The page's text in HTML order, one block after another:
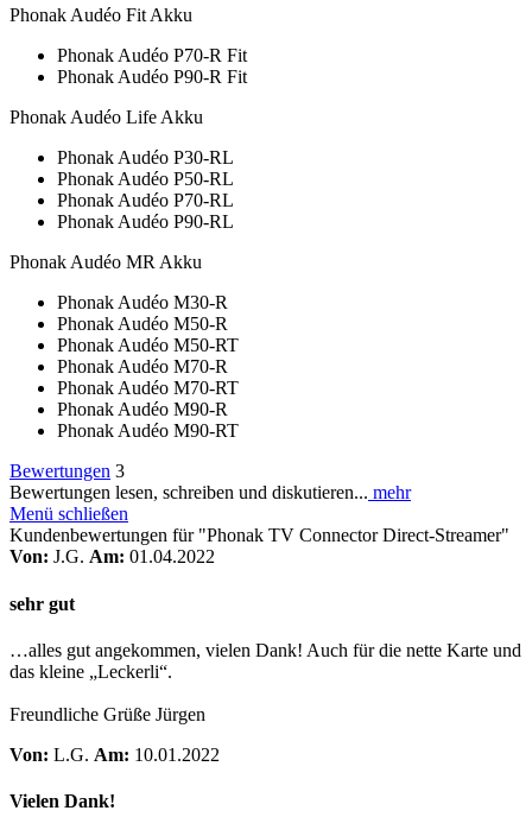
Phonak Audéo Fit Akku
Phonak Audéo P70-R Fit
Phonak Audéo P90-R Fit
Phonak Audéo Life Akku
Phonak Audéo P30-RL
Phonak Audéo P50-RL
Phonak Audéo P70-RL
Phonak Audéo P90-RL
Phonak Audéo MR Akku
Phonak Audéo M30-R
Phonak Audéo M50-R
Phonak Audéo M50-RT
Phonak Audéo M70-R
Phonak Audéo M70-RT
Phonak Audéo M90-R
Phonak Audéo M90-RT
Bewertungen 3
Bewertungen lesen, schreiben und diskutieren... mehr
Menü schließen
Kundenbewertungen für "Phonak TV Connector Direct-Streamer"
Von: J.G. Am: 01.04.2022
sehr gut
…alles gut angekommen, vielen Dank! Auch für die nette Karte und
das kleine „Leckerli“.
Freundliche Grüße Jürgen
Von: L.G. Am: 10.01.2022
Vielen Dank!